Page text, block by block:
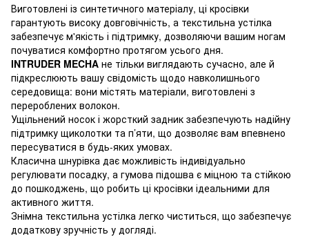
Виготовлені із синтетичного матеріалу, ці кросівки
гарантують високу довговічність, а текстильна устілка
забезпечує м'якість і підтримку, дозволяючи вашим ногам
почуватися комфортно протягом усього дня.
INTRUDER MECHA не тільки виглядають сучасно, але й
підкреслюють вашу свідомість щодо навколишнього
середовища: вони містять матеріали, виготовлені з
перероблених волокон.
Ущільнений носок і жорсткий задник забезпечують надійну
підтримку щиколотки та п’яти, що дозволяє вам впевнено
пересуватися в будь-яких умовах.
Класична шнурівка дає можливість індивідуально
регулювати посадку, а гумова підошва є міцною та стійкою
до пошкоджень, що робить ці кросівки ідеальними для
активного життя.
Знімна текстильна устілка легко чиститься, що забезпечує
додаткову зручність у догляді.